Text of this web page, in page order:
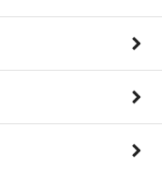
【限定】8月21日
The Dancefloor / Don’t
(2026) 10月28日発売
柴田聡子 / 大丈夫
LLC / HMV (2026) 10
2 [MIX CD] TA98